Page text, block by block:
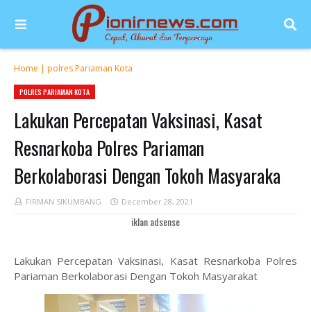
Home | polres Pariaman Kota
POLRES PARIAMAN KOTA
Lakukan Percepatan Vaksinasi, Kasat
Resnarkoba Polres Pariaman
Berkolaborasi Dengan Tokoh Masyaraka
FIRMAN SIKUMBANG December 28, 2021
iklan adsense
Lakukan Percepatan Vaksinasi, Kasat Resnarkoba Polres
Pariaman Berkolaborasi Dengan Tokoh Masyarakat